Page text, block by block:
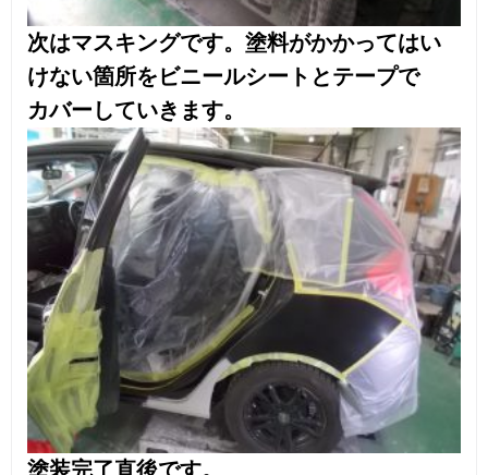
お客様の声
施工事例NEWS
鈑金Q&A
採用情報
お問い合わせ